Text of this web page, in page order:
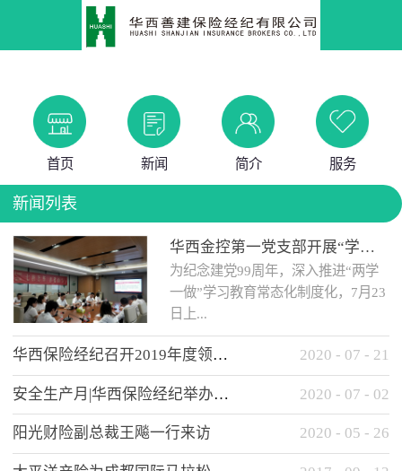
首页 新闻 简介 服务
新闻列表
华西金控第一党支部开展“学党史 知党情 做合格党员”主题教育工作会
为纪念建党99周年，深入推进“两学
一做”学习教育常态化制度化，7月23
日上...
午，华西金控第一党支部举办了“学
党史、知党情、...
华西保险经纪召开2019年度领导班子述职考核工作会 2020 - 07 - 21
安全生产月|华西保险经纪举办应急消防安全知识培训 2020 - 07 - 02
阳光财险副总裁王飚一行来访 2020 - 05 - 26